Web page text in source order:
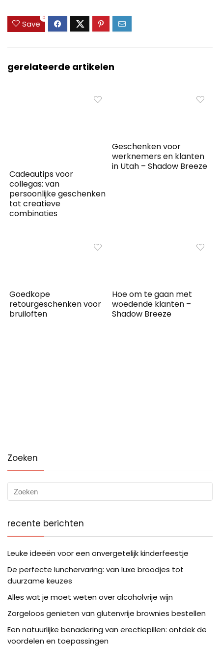
Save
0
gerelateerde artikelen
Cadeautips voor
collegas: van
persoonlijke geschenken
tot creatieve
combinaties
Geschenken voor
werknemers en klanten
in Utah – Shadow Breeze
Goedkope
retourgeschenken voor
bruiloften
Hoe om te gaan met
woedende klanten –
Shadow Breeze
Zoeken
recente berichten
Leuke ideeën voor een onvergetelijk kinderfeestje
De perfecte lunchervaring: van luxe broodjes tot
duurzame keuzes
Alles wat je moet weten over alcoholvrije wijn
Zorgeloos genieten van glutenvrije brownies bestellen
Een natuurlijke benadering van erectiepillen: ontdek de
voordelen en toepassingen